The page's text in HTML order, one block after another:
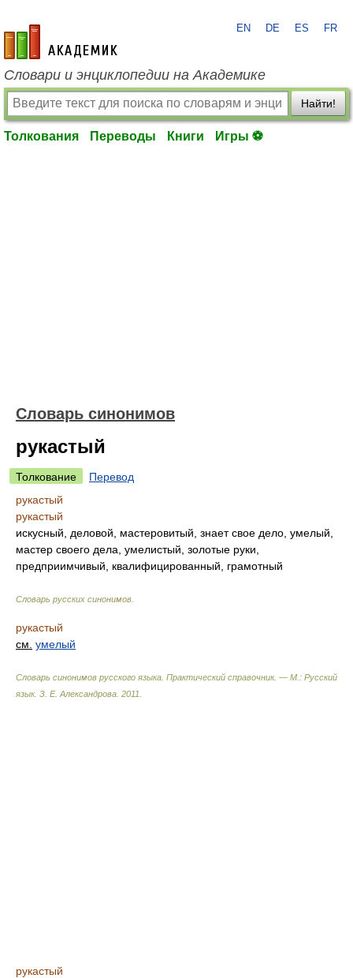
academic.ru
EN DE ES FR
Словари и энциклопедии на Академике
Найти!
Толкования Переводы Книги Игры ⚽
Словарь синонимов
рукастый
Толкование
Перевод
рукастый
рукастый
искусный, деловой, мастеровитый, знает свое дело, умелый,
мастер своего дела, умелистый, золотые руки,
предприимчивый, квалифицированный, грамотный
Словарь русских синонимов
рукастый
см. умелый
Словарь синонимов русского языка. Практический справочник. — М.: Русский
язык. З. Е. Александрова 2011
рукастый